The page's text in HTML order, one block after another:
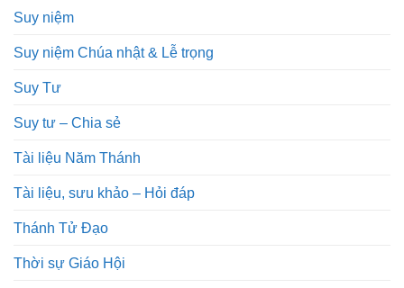
Suy niệm
Suy niệm Chúa nhật & Lễ trọng
Suy Tư
Suy tư – Chia sẻ
Tài liệu Năm Thánh
Tài liệu, sưu khảo – Hỏi đáp
Thánh Tử Đạo
Thời sự Giáo Hội